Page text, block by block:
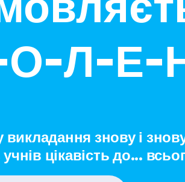
Л-Е-
викладання знову і
цікавість до...